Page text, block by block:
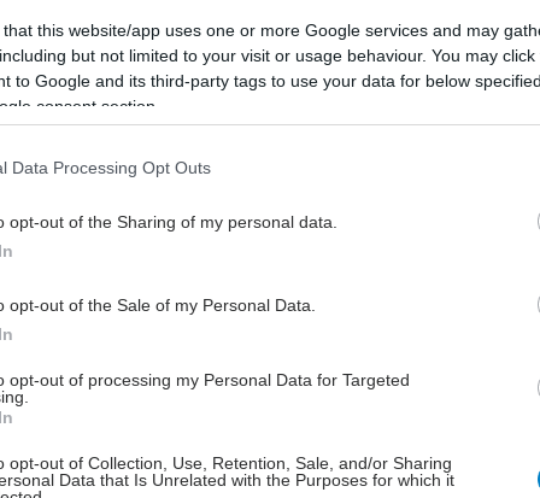
that this website/app uses one or more Google services and may
but not limited to your visit or usage behaviour. You may
to Google and its third-party tags to use your data for below
consent section.
Data Processing Opt Outs
opt-out of the Sharing of my personal data.
opt-out of the Sale of my Personal Data.
opt-out of processing my Personal Data for Targeted
opt-out of Collection, Use, Retention, Sale, and/or Sharing
Data that Is Unrelated with the Purposes for which it
να χορηγείται για σύντομο διάστημα.
δήλωσε ότι περαιτέρω έρευνα σε ανθρώπους με
θα οδηγήσει σε ανάπτυξη αντιικών
και από άλλους λοιμογόνους ιούς.
στη διαδικτυακή έκδοση του περιοδικού